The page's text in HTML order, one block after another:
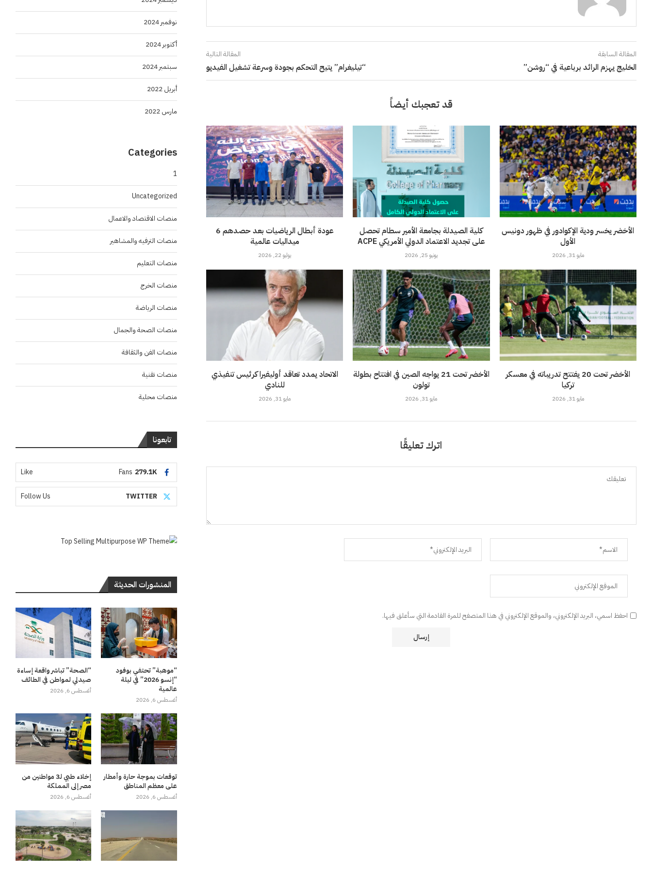
المقالة السابقة
الخليج يهزم الرائد برباعية في “روشن”
المقالة التالية
“تيليغرام” يتيح التحكم بجودة وسرعة تشغيل الفيديو
قد تعجبك أيضاً
عودة أبطال الرياضيات بعد حصدهم 6
ميداليات عالمية
يوليو 22, 2026
كلية الصيدلة بجامعة الأمير سطام تحصل
على تجديد الاعتماد الدولي الأمريكي ACPE
يونيو 25, 2026
الأخضر يخسر ودية الإكوادور في ظهور دونيس
الأول
مايو 31, 2026
الاتحاد يمدد تعاقد أوليفيرا كرئيس تنفيذي
للنادي
مايو 31, 2026
الأخضر تحت 21 يواجه الصين في افتتاح بطولة
تولون
مايو 31, 2026
الأخضر تحت 20 يفتتح تدريباته في معسكر
تركيا
مايو 31, 2026
اترك تعليقًا
احفظ اسمي، البريد الإلكتروني، والموقع الإلكتروني في هذا المتصفح للمرة القادمة التي سأعلق فيها.
نوفمبر 2024
أكتوبر 2024
سبتمبر 2024
أبريل 2022
مارس 2022
Categories
1
Uncategorized
منصات الاقتصاد والاعمال
منصات الترفيه والمشاهير
منصات التعليم
منصات الخرج
منصات الرياضة
منصات الصحة والجمال
منصات الفن والثقافة
منصات تقنية
منصات محلية
تابعونا
279.1K
Fans
Like
TWITTER
Follow Us
المنشورات الحديثة
“موهبة” تحتفي بوفود
“إنسو 2026” في ليلة
عالمية
أغسطس 6, 2026
“الصحة” تباشر واقعة إساءة
صيدلي لمواطن في الطائف
أغسطس 6, 2026
توقعات بموجة حارة وأمطار
على معظم المناطق
أغسطس 6, 2026
إخلاء طبي لـ3 مواطنين من
مصر إلى المملكة
أغسطس 6, 2026